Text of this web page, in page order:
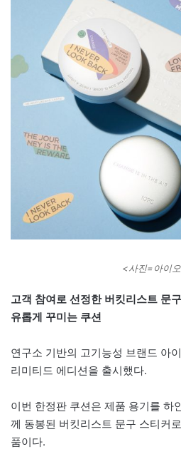
<사진=아이
고객 참여로 선정한 버킷리스트 문
유롭게 꾸미는 쿠션
연구소 기반의 고기능성 브랜드 아
리미티드 에디션을 출시했다.
이번 한정판 쿠션은 제품 용기를 하
께 동봉된 버킷리스트 문구 스티커
품이다.